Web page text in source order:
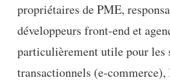
propriétaires de PME,
développeurs front-end et
particulièrement utile pour les
transactionnels